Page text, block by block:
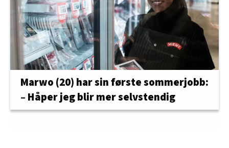
Marwo (20) har sin første sommerjobb:
– Håper jeg blir mer selvstendig